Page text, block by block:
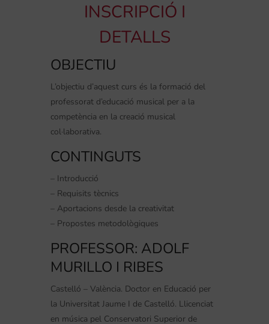
INSCRIPCIÓ I
DETALLS
OBJECTIU
L’objectiu d’aquest curs és la formació del
professorat d’educació musical per a la
competència en la creació musical
col·laborativa.
CONTINGUTS
– Introducció
– Requisits tècnics
– Aportacions desde la creativitat
– Propostes metodològiques
PROFESSOR: ADOLF
MURILLO I RIBES
Castelló – València. Doctor en Educació per
la Universitat Jaume I de Castelló. Llicenciat
en música pel Conservatori Superior de